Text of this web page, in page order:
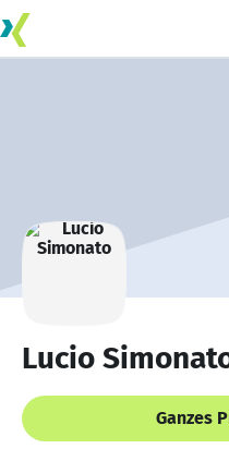
Lucio
Ganzes